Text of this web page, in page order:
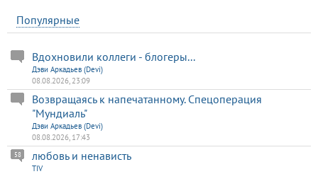
Популярные
Вдохновили коллеги - блогеры...
Дэви Аркадьев (Devi)
08.08.2026, 23:09
Возвращаясь к напечатанному. Спецоперация
"Мундиаль"
Дэви Аркадьев (Devi)
08.08.2026, 17:43
любовь и ненависть
58
TIV